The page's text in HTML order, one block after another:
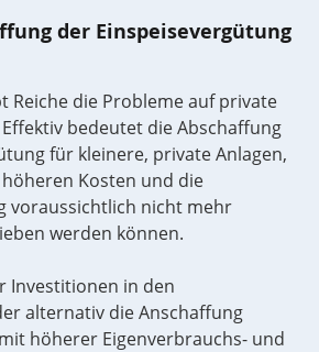
der Einspeisevergütung
Reiche die Probleme auf private
bedeutet die Abschaffung
für kleinere, private Anlagen,
Kosten und die
voraussichtlich nicht mehr
werden können.
Investitionen in den
alternativ die Anschaffung
höherer Eigenverbrauchs- und